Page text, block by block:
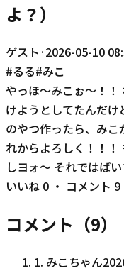
よ？）
ゲスト ·2026-05-10
#るる#みこ
やっほ〜みこぉ〜！
けようとしてたんだ
のやつ作ったら、み
れからよろしく！！
しヨォ〜 それではば
いいね 0 ・ コメント 9
コメント（9）
1. みこちゃん